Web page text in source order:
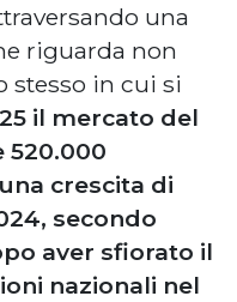
una
riguarda non
stesso in cui si
il mercato del
520.000
crescita di
secondo
aver sfiorato il
nazionali nel